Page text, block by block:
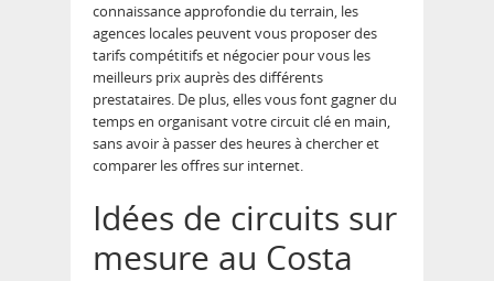
connaissance approfondie du terrain, les
agences locales peuvent vous proposer des
tarifs compétitifs et négocier pour vous les
meilleurs prix auprès des différents
prestataires. De plus, elles vous font gagner du
temps en organisant votre circuit clé en main,
sans avoir à passer des heures à chercher et
comparer les offres sur internet.
Idées de circuits sur
mesure au Costa